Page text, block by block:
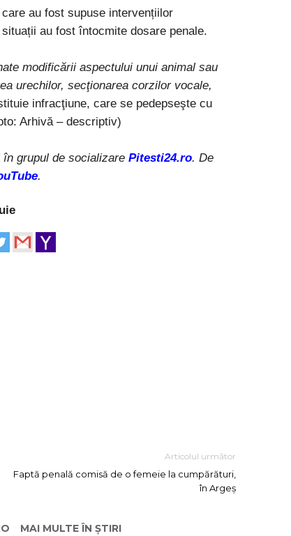
au fost supuse intervențiilor
au fost întocmite dosare penale.
modificării aspectului unui animal sau
urechilor, secţionarea corzilor vocale,
infracţiune, care se pedepseşte cu
Arhivă – descriptiv)
în grupul de socializare Pitesti24.ro. De
.
Articolul următor
Faptă penală comisă de o femeie la cumpărături,
în Argeș
MAI MULTE ÎN ȘTIRI